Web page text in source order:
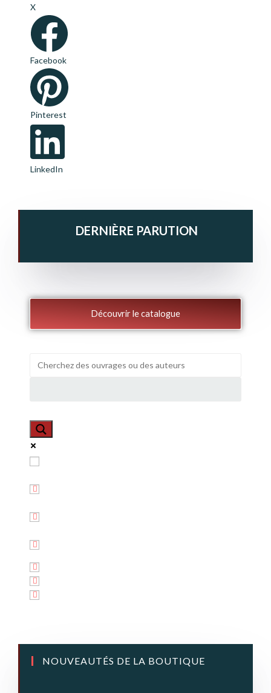
X
Facebook
Pinterest
LinkedIn
DERNIÈRE PARUTION
Découvrir le catalogue
NOUVEAUTÉS DE LA BOUTIQUE